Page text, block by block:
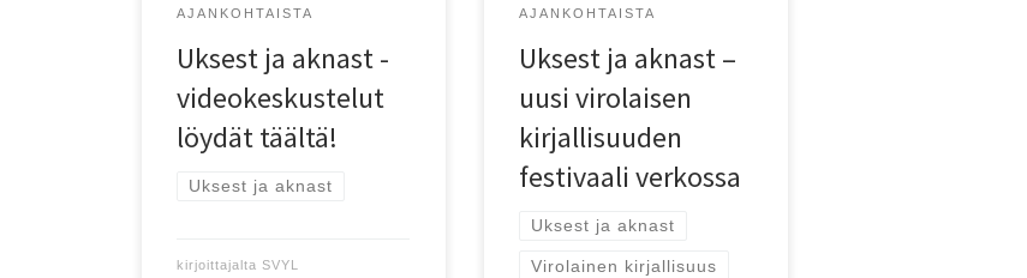
AJANKOHTAISTA
Uksest ja aknast -
videokeskustelut
löydät täältä!
Uksest ja aknast
kirjoittajaltaSVYL
AJANKOHTAISTA
Uksest ja aknast –
uusi virolaisen
kirjallisuuden
festivaali verkossa
Uksest ja aknast
Virolainen kirjallisuus